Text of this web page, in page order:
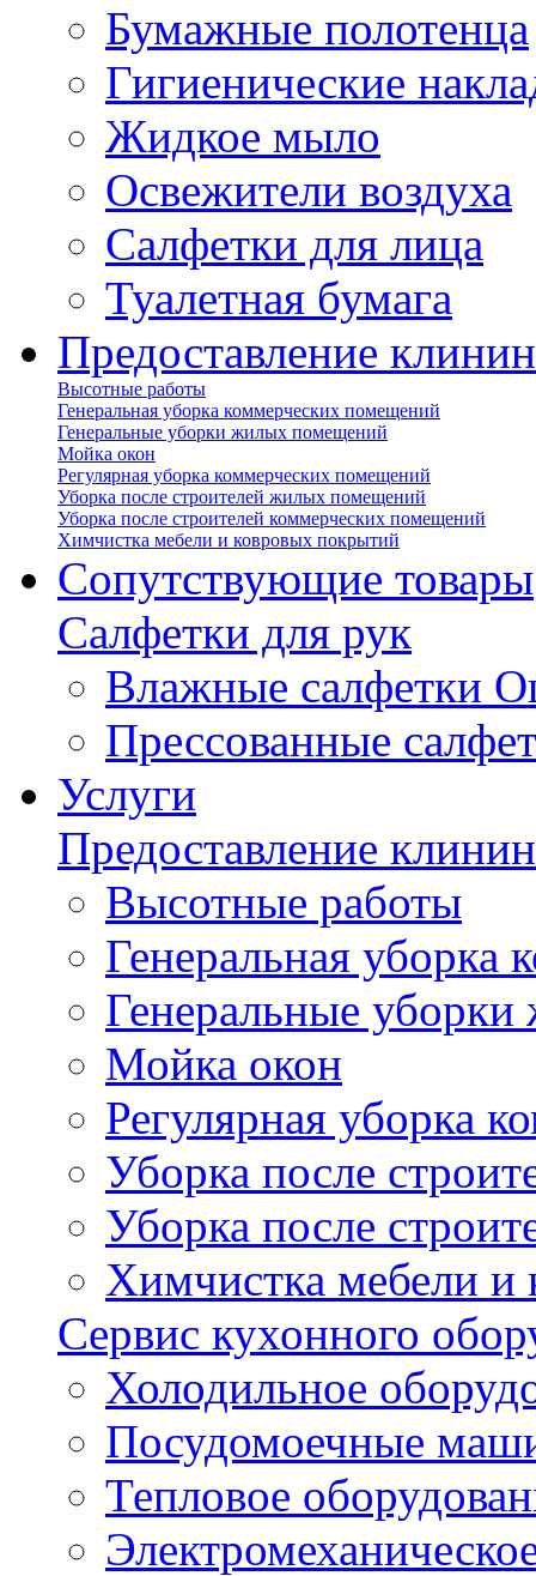
Бумажные полотенца
Гигиенические
Жидкое мыло
Освежители воздуха
Салфетки для лица
Туалетная бумага
Предоставление
Высотные работы
Генеральная уборка коммерческих помещений
Генеральные уборки жилых помещений
Мойка окон
Регулярная уборка коммерческих помещений
Уборка после строителей жилых помещений
Уборка после строителей коммерческих помещений
Химчистка мебели и ковровых покрытий
Сопутствующие товары
Салфетки для рук
Влажные салфетки
Прессованные
Услуги
Предоставление
Высотные работы
Генеральная
Генеральные
Мойка окон
Регулярная уборка
Уборка после
Уборка после
Химчистка мебели
Сервис кухонного
Холодильное
Посудомоечные
Тепловое